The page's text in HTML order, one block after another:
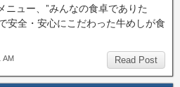
ュー、”みんなの食卓でありた
安全・安心にこだわった牛めしが食
Read Post
AM